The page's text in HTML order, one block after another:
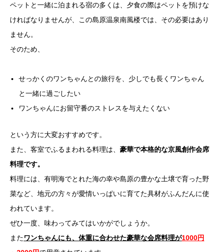
ペットと一緒に泊まれる宿の多くは、夕食の際はペットを預けな
ければなりませんが、この島原温泉南風楼では、その必要はあり
ません。
そのため、
せっかくのワンちゃんとの旅行を、少しでも長くワンちゃん
と一緒に過ごしたい
ワンちゃんにお留守番のストレスを与えたくない
という方に大変おすすめです。
また、客室でふるまわれる料理は、 豪華で本格的な京風創作会席
料理です。
料理には、有明海でとれた海の幸や島原の豊かな土壌で育った野
菜など、地元の方々が愛情いっぱいに育てた具材がふんだんに使
われています。
ぜひ一度、味わってみてはいかがでしょうか。
またワンちゃんにも、体重に合わせた豪華な会席料理が1000円